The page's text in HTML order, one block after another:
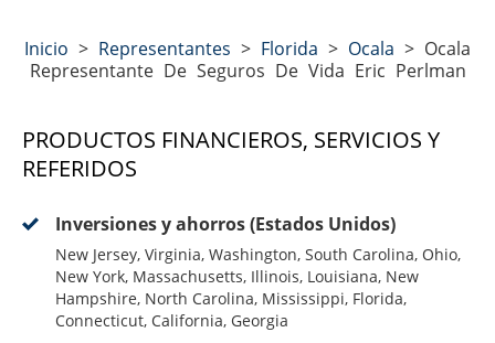
Inicio > Representantes > Florida > Ocala > Ocala
Representante De Seguros De Vida Eric Perlman
PRODUCTOS FINANCIEROS, SERVICIOS Y
REFERIDOS
Inversiones y ahorros (Estados Unidos)
New Jersey, Virginia, Washington, South Carolina, Ohio,
New York, Massachusetts, Illinois, Louisiana, New
Hampshire, North Carolina, Mississippi, Florida,
Connecticut, California, Georgia